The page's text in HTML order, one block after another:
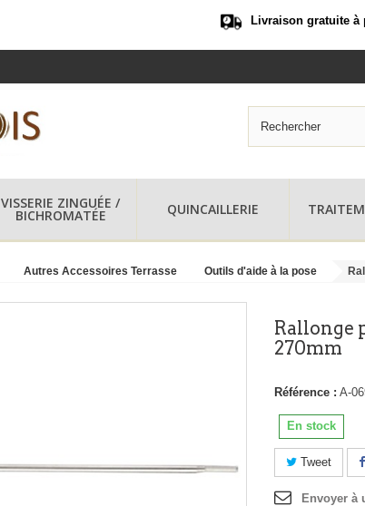
Livraison gratuite à
VISSERIE ZINGUÉE /
BICHROMATÉE QUINCAILLERIE
Autres Accessoires Terrasse Outils d'aide à la pose
Rallonge
270mm
Référence : A-
En stock
Tweet
Envoyer à